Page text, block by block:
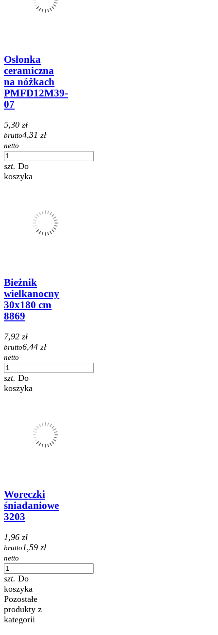
Osłonka
ceramiczna
na nóżkach
PMFD12M39-
07
5,30 zł
brutto4,31 zł
netto
szt. Do
koszyka
Bieżnik
wielkanocny
30x180 cm
8869
7,92 zł
brutto6,44 zł
netto
szt. Do
koszyka
Woreczki
śniadaniowe
3203
1,96 zł
brutto1,59 zł
netto
szt. Do
koszyka
Pozostałe
produkty z
kategorii